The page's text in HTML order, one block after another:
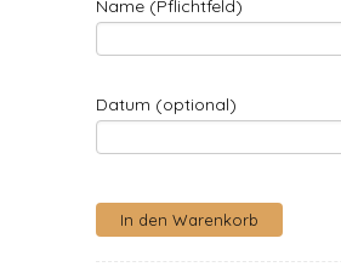
Name (Pflichtfeld)
Datum (optional)